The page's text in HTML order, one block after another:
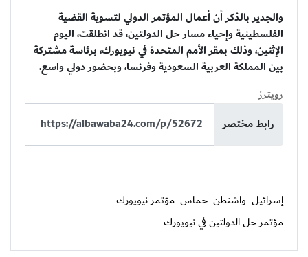
والجدير بالذكر أن أعمال المؤتمر الدولي لتسوية القضية
الفلسطينية وإحياء مسار حل الدولتين، قد انطلقت، اليوم
الإثنين، وذلك بمقر الأمم المتحدة في نيويورك، برئاسة مشتركة
بين المملكة العربية السعودية وفرنسا، وبحضور دولي واسع.
رويترز
رابط مختصر
إسرائيل واشنطن حماس مؤتمر نيويورك
مؤتمر حل الدولتين في نيويورك